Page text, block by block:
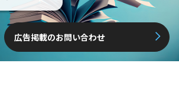
広告掲載のお問い合わせ